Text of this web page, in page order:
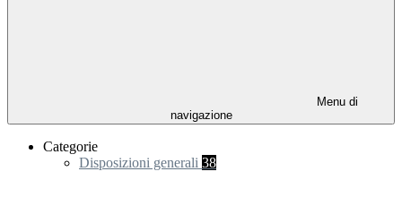
Menu di
navigazione
Categorie
Disposizioni generali 38